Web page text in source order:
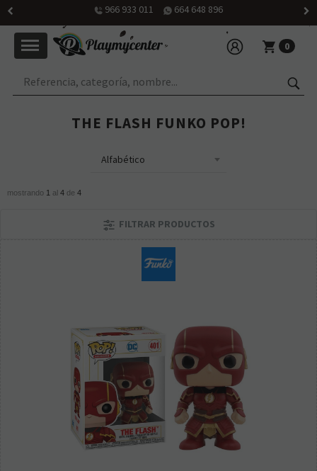
966 933 011 664 648 896
0
THE FLASH FUNKO POP!
mostrando 1 al 4 de 4
FILTRAR PRODUCTOS